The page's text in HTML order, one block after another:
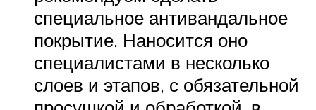
специальное антивандальное
покрытие. Наносится оно
специалистами в несколько
слоев и этапов, с обязательной